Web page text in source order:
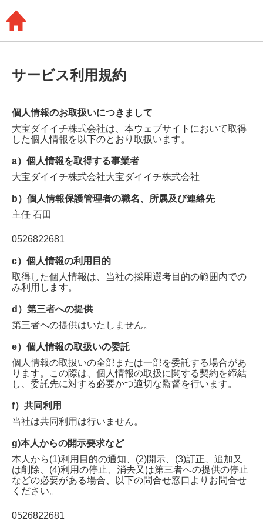
サービス利用規約
個人情報のお取扱いにつきまして
大宝ダイイチ株式会社は、本ウェブサイトにおいて取得
した個人情報を以下のとおり取扱います。
a）個人情報を取得する事業者
大宝ダイイチ株式会社大宝ダイイチ株式会社
b）個人情報保護管理者の職名、所属及び連絡先
主任 石田
0526822681
c）個人情報の利用目的
取得した個人情報は、当社の採用選考目的の範囲内での
み利用します。
d）第三者への提供
第三者への提供はいたしません。
e）個人情報の取扱いの委託
個人情報の取扱いの全部または一部を委託する場合があ
ります。この際は、個人情報の取扱に関する契約を締結
し、委託先に対する必要かつ適切な監督を行います。
f）共同利用
当社は共同利用は行いません。
g)本人からの開示要求など
本人から(1)利用目的の通知、(2)開示、(3)訂正、追加又
は削除、(4)利用の停止、消去又は第三者への提供の停止
などの必要がある場合、以下の問合せ窓口よりお問合せ
ください。
0526822681